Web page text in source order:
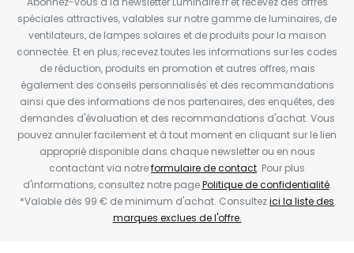
spéciales attractives, valables sur notre gamme de luminaires, de
ventilateurs, de lampes solaires et de produits pour la maison
connectée. Et en plus, recevez toutes les informations sur les codes
de réduction, produits en promotion et autres offres, mais
également des conseils personnalisés et des recommandations
ainsi que des informations de nos partenaires, des enquêtes, des
demandes d'évaluation et des recommandations d'achat. Vous
pouvez annuler facilement et à tout moment en cliquant sur le lien
approprié disponible dans chaque newsletter ou en nous
contactant via notreformulaire de contact. Pour plus
d'informations, consultez notre pagePolitique de confidentialité.
*Valable dès 99 € de minimum d'achat. Consultezici la liste des
marques exclues de l'offre.